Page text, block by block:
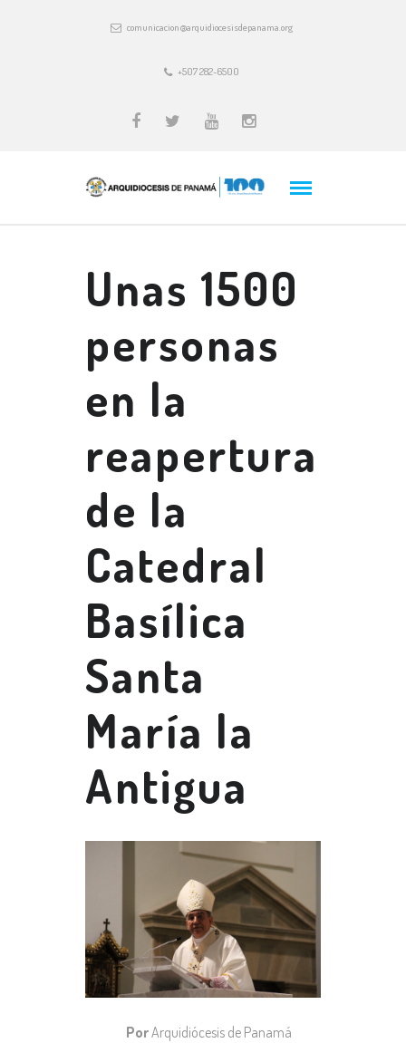
comunicacion@arquidiocesisdepanama.org
+507 282-6500
Unas 1500
personas
en la
reapertura
de la
Catedral
Basílica
Santa
María la
Antigua
PorArquidiócesis de Panamá